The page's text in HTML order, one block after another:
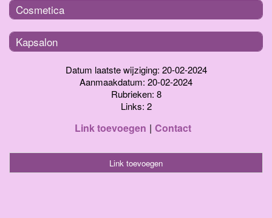
Cosmetica
Kapsalon
Datum laatste wijziging: 20-02-2024
Aanmaakdatum: 20-02-2024
Rubrieken: 8
Links: 2
Link toevoegen Contact
Link toevoegen